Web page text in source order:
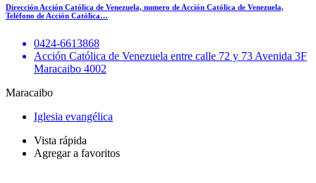
Dirección Acción Católica de Venezuela, numero de Acción Católica de Venezuela,
Teléfono de Acción Católica…
0424-6613868
Acción Católica de Venezuela entre calle 72 y 73 Avenida 3F
Maracaibo 4002
Maracaibo
Iglesia evangélica
Vista rápida
Agregar a favoritos